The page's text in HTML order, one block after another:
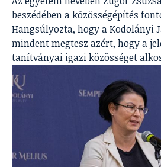
beszédében a közösségépítés
Hangsúlyozta, hogy a Kodolányi
mindent megtesz azért, hogy a
tanítványai igazi közösséget